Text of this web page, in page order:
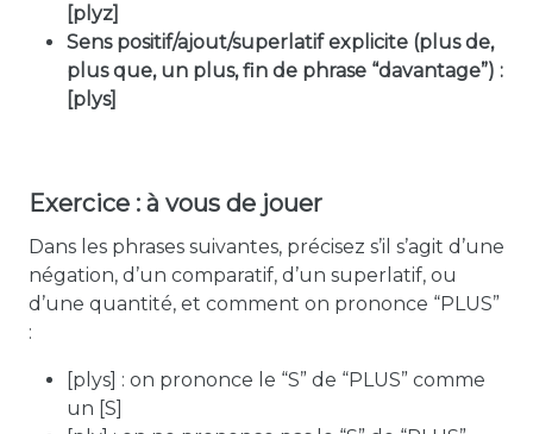
[plyz]
Sens positif/ajout/superlatif explicite (plus de,
plus que, un plus, fin de phrase “davantage”) :
[plys]
Exercice : à vous de jouer
Dans les phrases suivantes, précisez s’il s’agit d’une
négation, d’un comparatif, d’un superlatif, ou
d’une quantité, et comment on prononce “PLUS”
:
[plys] : on prononce le “S” de “PLUS” comme
un [S]